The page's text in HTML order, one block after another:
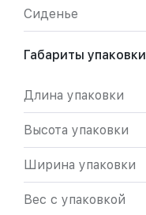
Сиденье
Габариты упаковки
Длина упаковки
Высота упаковки
Ширина упаковки
Вес с упаковкой